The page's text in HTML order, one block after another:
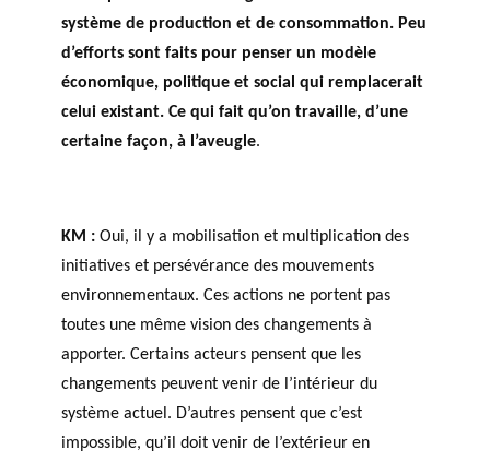
système de production et de consommation. Peu
d’efforts sont faits pour penser un modèle
économique, politique et social qui remplacerait
celui existant. Ce qui fait qu’on travaille, d’une
certaine façon, à l’aveugle.
KM : Oui, il y a mobilisation et multiplication des
initiatives et persévérance des mouvements
environnementaux. Ces actions ne portent pas
toutes une même vision des changements à
apporter. Certains acteurs pensent que les
changements peuvent venir de l’intérieur du
système actuel. D’autres pensent que c’est
impossible, qu’il doit venir de l’extérieur en